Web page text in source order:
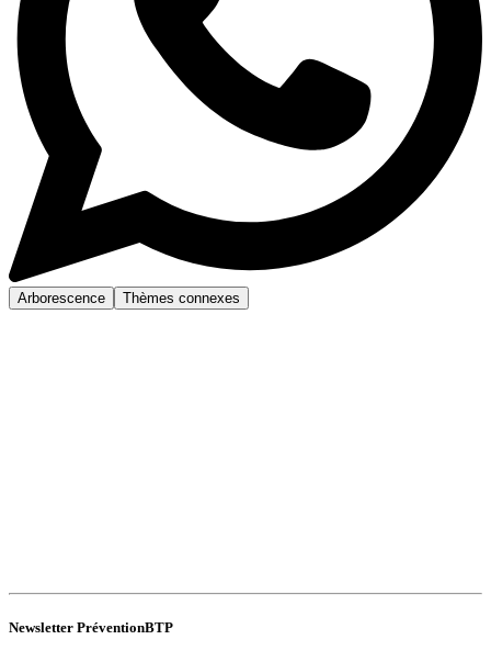
Arborescence Thèmes connexes
Newsletter PréventionBTP